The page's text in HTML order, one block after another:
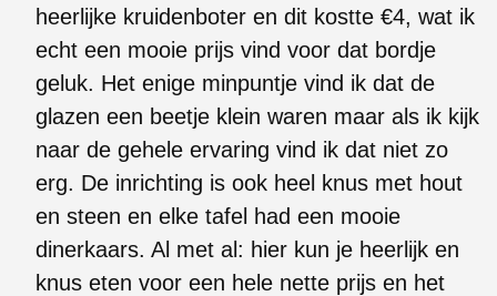
heerlijke kruidenboter en dit kostte €4, wat ik
echt een mooie prijs vind voor dat bordje
geluk. Het enige minpuntje vind ik dat de
glazen een beetje klein waren maar als ik kijk
naar de gehele ervaring vind ik dat niet zo
erg. De inrichting is ook heel knus met hout
en steen en elke tafel had een mooie
dinerkaars. Al met al: hier kun je heerlijk en
knus eten voor een hele nette prijs en het